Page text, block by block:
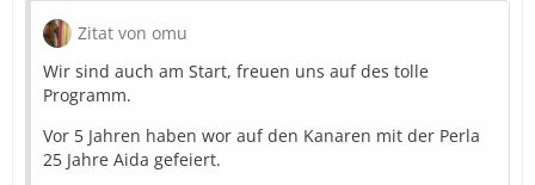
Zitat von omu
Wir sind auch am Start, freuen uns auf des tolle
Programm.
Vor 5 Jahren haben wor auf den Kanaren mit der Perla
25 Jahre Aida gefeiert.